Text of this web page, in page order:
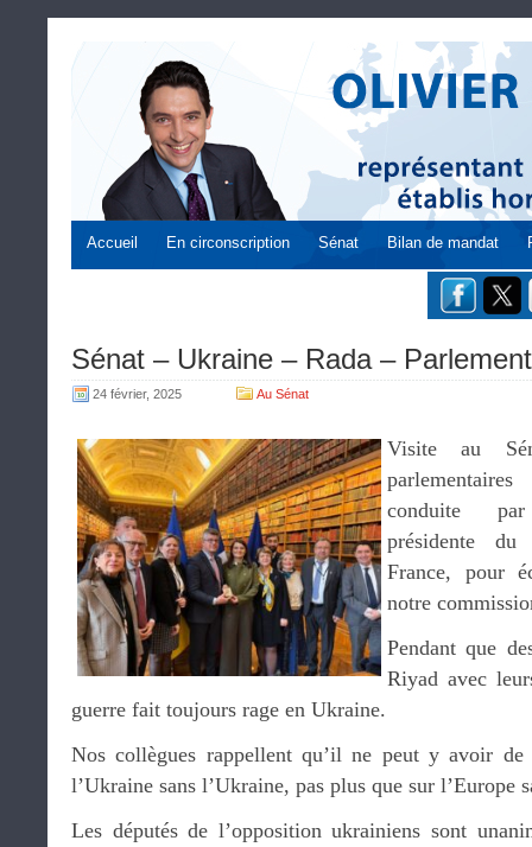
Accueil En circonscription Sénat Bilan de mandat
Sénat – Ukraine – Rada – Parlement
24 février, 2025 Au Sénat
Visite au
conduite
présidente du
France, pour
notre
Pendant que
Riyad avec
guerre fait toujours rage en Ukraine.
Nos collègues rappellent qu’il ne peut y avoir de
l’Ukraine sans l’Ukraine, pas plus que sur l’Europe
Les députés de l’opposition ukrainiens sont